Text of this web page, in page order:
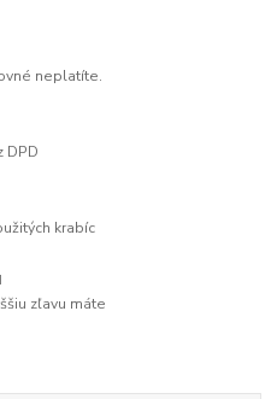
neplatíte.
DPD
krabíc
zľavu máte